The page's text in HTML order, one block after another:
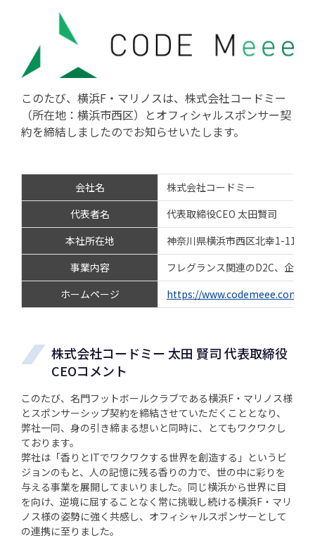
このたび、横浜F・マリノスは、株式会社コードミー
（所在地：横浜市西区）とオフィシャルスポンサー契
約を締結しましたのでお知らせいたします。
会社名
株式会社コードミー
代表者名
代表取締役CEO 太田賢司
本社所在地
神奈川県横浜市西区北幸1-11-5
事業内容
フレグランス関連のD2C、企業
ホームページ
https://www.codemeee.com/
株式会社コードミー 太田 賢司 代表取締役
CEOコメント
このたび、名門フットボールクラブである横浜F・マリノス様
とスポンサーシップ契約を締結させていただくこととなり、
弊社一同、身の引き締まる想いと同時に、とてもワクワクし
ております。
弊社は「香りとITでワクワクする世界を創造する」というビ
ジョンのもと、人の記憶に残る香りの力で、世の中に彩りを
与える事業を展開してまいりました。同じ横浜から世界に目
を向け、逆境に屈することなく常に挑戦し続ける横浜F・マリ
ノス様の姿勢に強く共感し、オフィシャルスポンサーとして
の連携に至りました。